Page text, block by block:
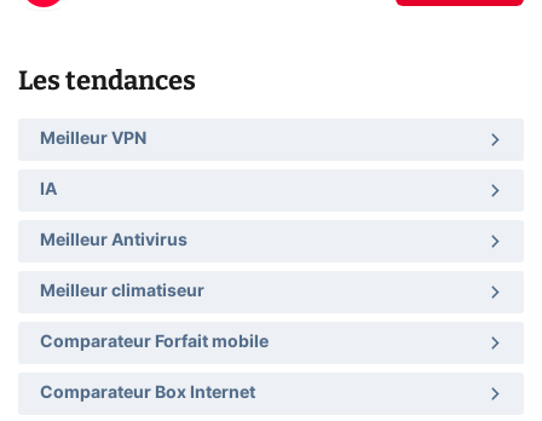
Les tendances
Meilleur VPN
IA
Meilleur Antivirus
Meilleur climatiseur
Comparateur Forfait mobile
Comparateur Box Internet